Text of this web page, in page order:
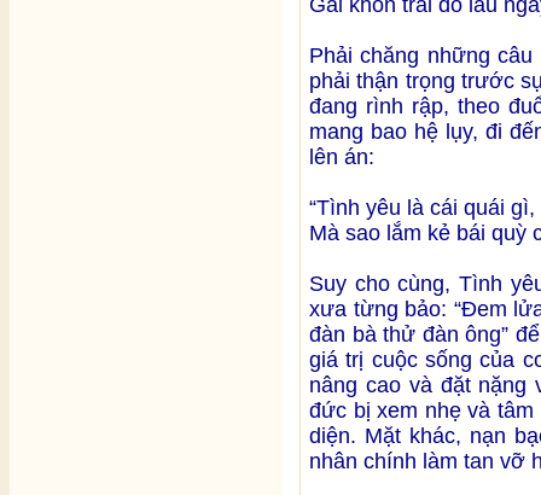
Gái khôn trai dỗ lâu
Phải chăng những
phải thận trọng trước
đang rình rập, theo
mang bao hệ lụy, đi
lên án:
“Tình yêu là cái quái gì,
Mà sao lắm kẻ bái quỳ
Suy cho cùng, Tình
xưa từng bảo: “Đem
đàn bà thử đàn ông”
giá trị cuộc sống của
nâng cao và đặt nặng
đức bị xem nhẹ và
diện. Mặt khác, nạn
nhân chính làm tan vỡ